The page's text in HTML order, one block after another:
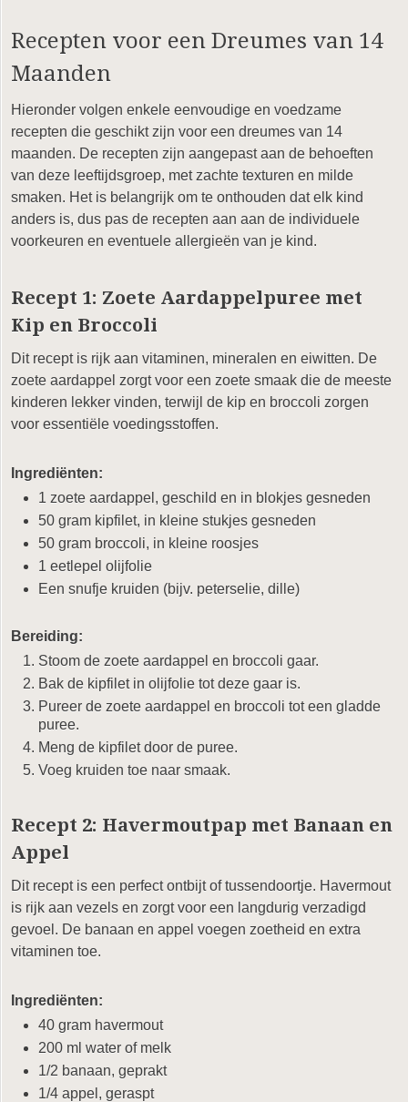
Recepten voor een Dreumes van 14
Maanden
Hieronder volgen enkele eenvoudige en voedzame
recepten die geschikt zijn voor een dreumes van 14
maanden. De recepten zijn aangepast aan de behoeften
van deze leeftijdsgroep, met zachte texturen en milde
smaken. Het is belangrijk om te onthouden dat elk kind
anders is, dus pas de recepten aan aan de individuele
voorkeuren en eventuele allergieën van je kind.
Recept 1: Zoete Aardappelpuree met
Kip en Broccoli
Dit recept is rijk aan vitaminen, mineralen en eiwitten. De
zoete aardappel zorgt voor een zoete smaak die de meeste
kinderen lekker vinden, terwijl de kip en broccoli zorgen
voor essentiële voedingsstoffen.
Ingrediënten:
1 zoete aardappel, geschild en in blokjes gesneden
50 gram kipfilet, in kleine stukjes gesneden
50 gram broccoli, in kleine roosjes
1 eetlepel olijfolie
Een snufje kruiden (bijv. peterselie, dille)
Bereiding:
Stoom de zoete aardappel en broccoli gaar.
Bak de kipfilet in olijfolie tot deze gaar is.
Pureer de zoete aardappel en broccoli tot een gladde
puree.
Meng de kipfilet door de puree.
Voeg kruiden toe naar smaak.
Recept 2: Havermoutpap met Banaan en
Appel
Dit recept is een perfect ontbijt of tussendoortje. Havermout
is rijk aan vezels en zorgt voor een langdurig verzadigd
gevoel. De banaan en appel voegen zoetheid en extra
vitaminen toe.
Ingrediënten:
40 gram havermout
200 ml water of melk
1/2 banaan, geprakt
1/4 appel, geraspt